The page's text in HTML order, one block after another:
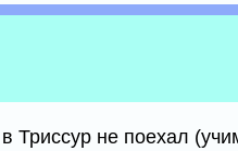
Триссур не поехал